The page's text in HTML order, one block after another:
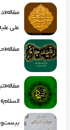
علی
السلام»